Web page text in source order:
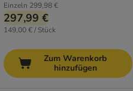
Einzeln 299,98 €
297,99 €
149,00 € / Stück
Zum Warenkorb
hinzufügen